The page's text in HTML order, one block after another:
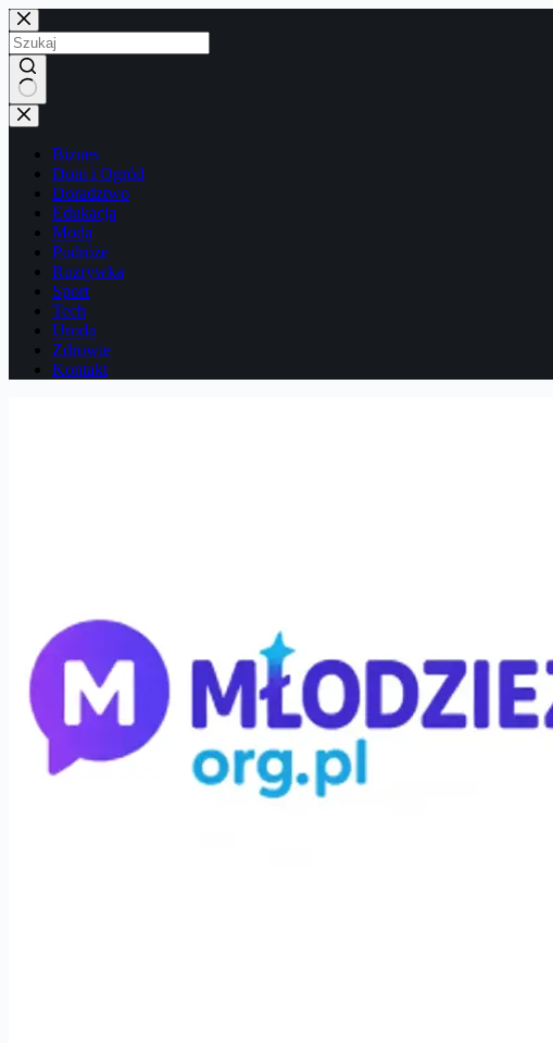
Przejdź
do
treści
Brak
wyników
Biznes
Dom i Ogród
Doradztwo
Edukacja
Moda
Podróże
Rozrywka
Sport
Tech
Uroda
Zdrowie
Kontakt